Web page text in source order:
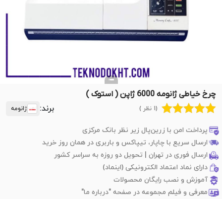
چرخ خیاطی ژانومه 6000 ژاپن ( استوک )
(1 نظر ) برند: ژانومه
پرداخت امن با زرین‌پال زیر نظر بانک مرکزی
ارسال سریع با چاپار، تیپاکس و باربری در همان روز خرید
ارسال فوری در تهران | تحویل دو روزه به سراسر کشور
دارای نماد اعتماد الکترونیکی (اینماد)
آموزش و نصب رایگان محصولات
معرفی و فیلم مجموعه در صفحه "درباره ما"